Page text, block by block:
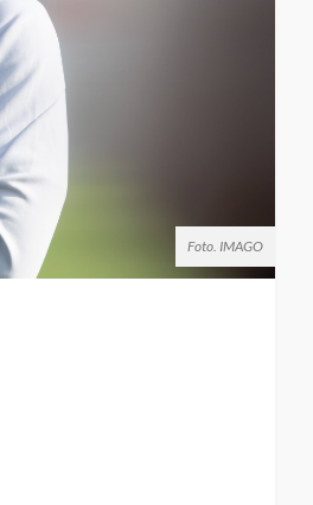
Foto. IMAGO